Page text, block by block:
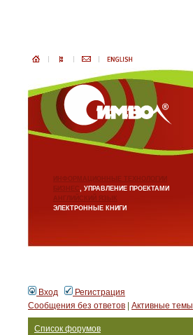
ИНФОРМАЦИОННЫЕ ТЕХНОЛОГИИ
БИЗНЕС, УПРАВЛЕНИЕ ПРОЕКТАМИ
АНГЛИЙСКИЙ ЯЗЫК
ЭЛЕКТРОННЫЕ КНИГИ
Вход
Регистрация
Сообщения без ответов
Активные темы
Список форумов